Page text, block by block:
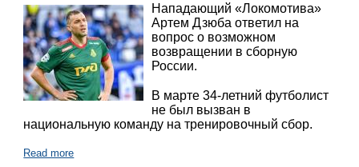
Нападающий «Локомотива»
Артем Дзюба ответил на
вопрос о возможном
возвращении в сборную
России.
В марте 34-летний футболист
не был вызван в
национальную команду на тренировочный сбор.
Read more